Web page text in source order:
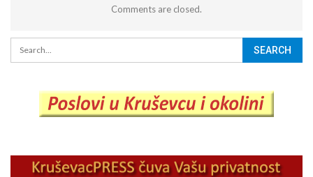
Comments are closed.